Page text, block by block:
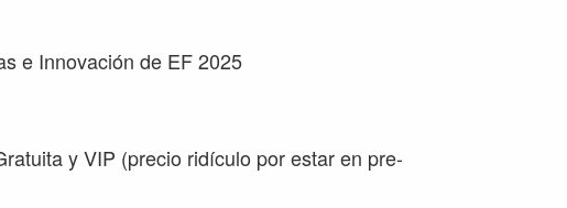
e Innovación de EF 2025
y VIP (precio ridículo por estar en pre-